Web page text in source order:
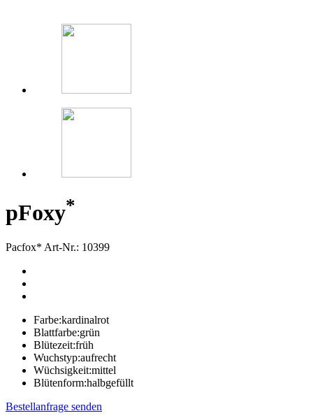
pFoxy*
Pacfox* Art-Nr.: 10399
Farbe:kardinalrot
Blattfarbe:grün
Blütezeit:früh
Wuchstyp:aufrecht
Wüchsigkeit:mittel
Blütenform:halbgefüllt
Bestellanfrage senden